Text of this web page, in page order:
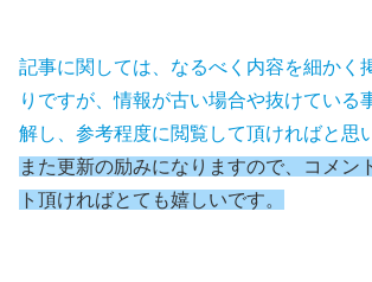
記事に関しては、なるべく内容を細かく
りですが、情報が古い場合や抜けている
解し、参考程度に閲覧して頂ければと思
また更新の励みになりますので、コメン
ト頂ければとても嬉しいです。